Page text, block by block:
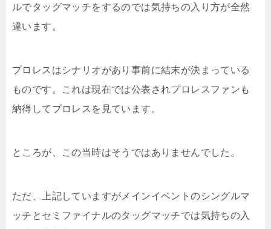
ルでタッグマッチをするのでは気持ちの入り方が全然
違います。
プロレスはシナリオがあり事前に結末が決まっている
ものです。これは現在では公表されプロレスファンも
納得してプロレスを見ています。
ところが、この当時はそうではありませんでした。
ただ、上記していますがメインイベントのシングルマ
ッチとセミファイナルのタッグマッチでは気持ちの入